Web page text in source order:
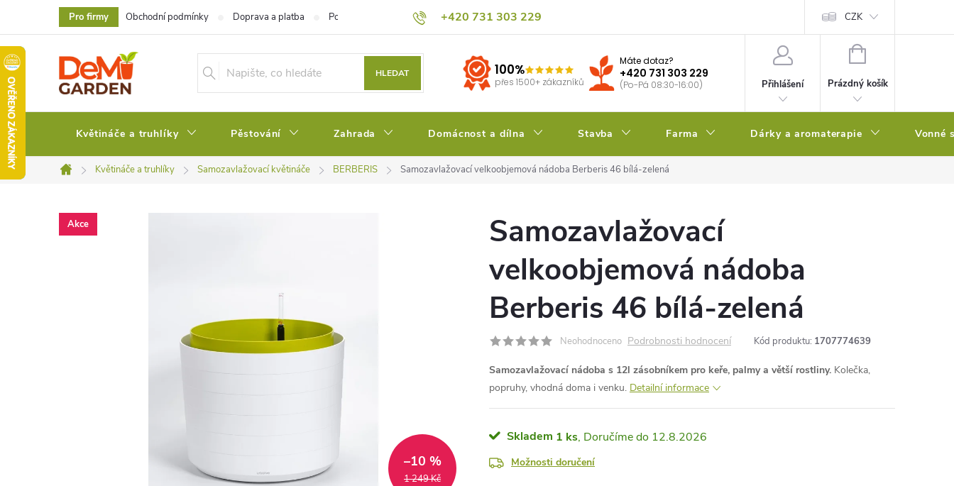
obsah
+420 731 303 229
Pro firmy Obchodní podmínky Doprava a platba Podmínky ochrany osobních údajů Pěstitelský blog CZK
HLEDAT 100%
přes 1500+ zákazníků
Máte dotaz?
+420 731 303 229
(Po-Pá 08:30-16:00) Přihlášení
NÁKUPNÍ
Prázdný košík
Květináče a truhlíky Pěstování Zahrada Domácnost a dílna Stavba Farma Dárky a aromaterapie Vonné
Domů
Květináče a truhlíky Samozavlažovací květináče BERBERIS Samozavlažovací velkoobjemová nádoba Berberis 46 bílá-zelená
Akce
1 249 Kč
–10 %
Samozavlažovací
velkoobjemová nádoba
Berberis 46 bílá-zelená
Neohodnoceno Podrobnosti hodnocení Kód produktu: 1707774639
Samozavlažovací nádoba s 12l zásobníkem pro keře, palmy a větší rostliny. Kolečka,
popruhy, vhodná doma i venku. Detailní informace
Skladem 1 ks 12.8.2026
Možnosti doručení